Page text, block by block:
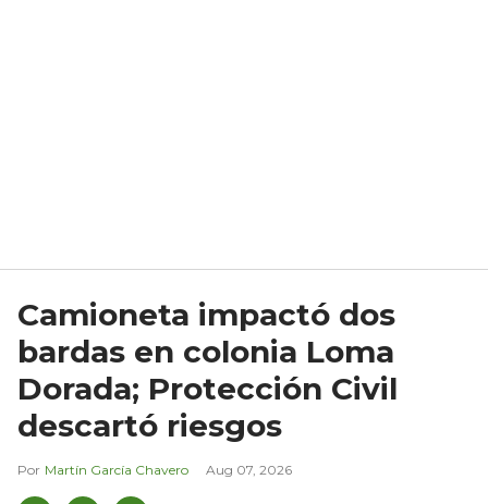
Camioneta impactó dos
bardas en colonia Loma
Dorada; Protección Civil
descartó riesgos
Martín García Chavero Aug 07, 2026